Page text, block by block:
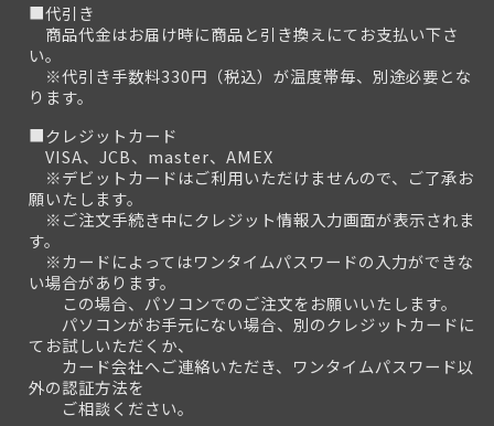
■代引き
商品代金はお届け時に商品と引き換えにてお支払い下さ
い。
※代引き手数料330円（税込）が温度帯毎、別途必要とな
ります。
■クレジットカード
VISA、JCB、master、AMEX
※デビットカードはご利用いただけませんので、ご了承お
願いたします。
※ご注文手続き中にクレジット情報入力画面が表示されま
す。
※カードによってはワンタイムパスワードの入力ができな
い場合があります。
この場合、パソコンでのご注文をお願いいたします。
パソコンがお手元にない場合、別のクレジットカードに
てお試しいただくか、
カード会社へご連絡いただき、ワンタイムパスワード以
外の認証方法を
ご相談ください。